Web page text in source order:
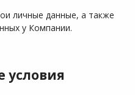
личные данные, а также
у Компании.
условия